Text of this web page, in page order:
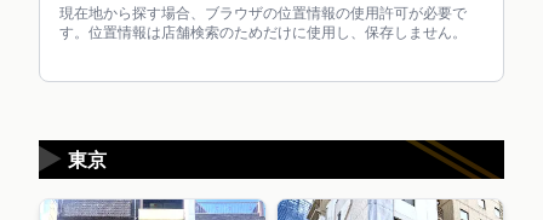
現在地から探す場合、ブラウザの位置情報の使用許可が必要で
す。位置情報は店舗検索のためだけに使用し、保存しません。
東京
▶